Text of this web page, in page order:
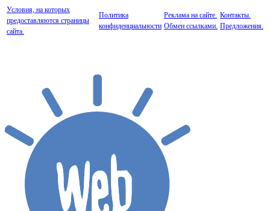
Условия, на которых
предоставляются страницы
сайта.
Политика
конфиденциальности
Реклама на сайте.
Обмен ссылками.
Контакты.
Предложения.